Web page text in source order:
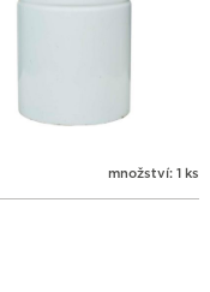
množství: 1 ks